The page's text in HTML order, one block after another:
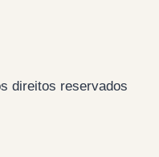
direitos reservados